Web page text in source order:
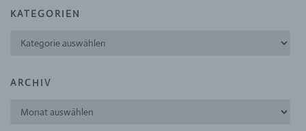
KATEGORIEN
Kategorien
ARCHIV
Archiv
insbesondere mittels Zuordnung zu einer
Kennnummer, zu Standortdaten, zu einer
physischen, physiologischen, genetischen,
sozialen Identität dieser natürlichen Person